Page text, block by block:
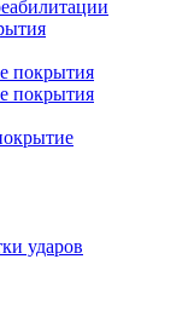
покрытия
покрытия
ударов